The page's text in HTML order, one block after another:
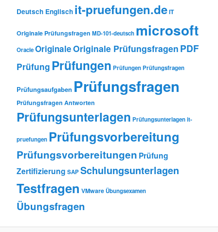
Deutsch Englisch it-pruefungen.deIT
Originale Prüfungsfragen MD-101-deutsch microsoft
OracleOriginaleOriginale Prüfungsfragen PDF
Prüfung Prüfungen Prüfungen Prüfungsfragen
Prüfungsaufgaben Prüfungsfragen
Prüfungsfragen Antworten
Prüfungsunterlagen Prüfungsunterlagen it-
pruefungen Prüfungsvorbereitung
Prüfungsvorbereitungen Prüfung
Zertifizierung SAPSchulungsunterlagen
Testfragen VMwareÜbungsexamen
Übungsfragen